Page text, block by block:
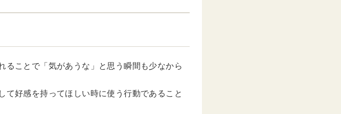
ることで「気があうな」と思う瞬間も少なから
て好感を持ってほしい時に使う行動であること